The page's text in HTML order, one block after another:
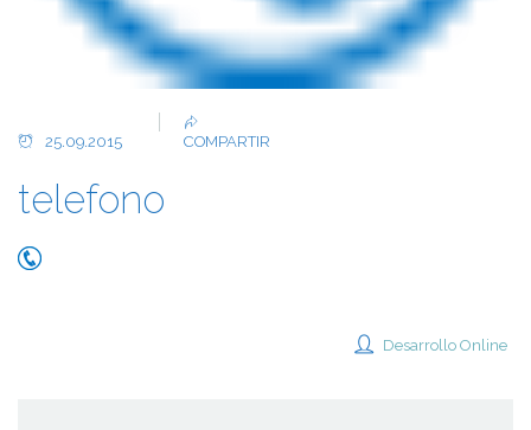
25.09.2015 COMPARTIR
telefono
Desarrollo Online